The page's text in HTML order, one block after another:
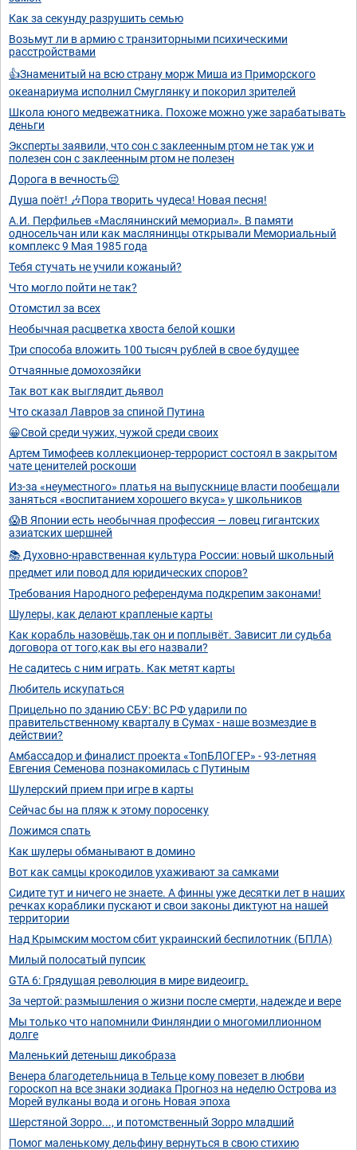
Как за секунду разрушить семью
Возьмут ли в армию с транзиторными психическими
расстройствами
👍Знаменитый на всю страну морж Миша из Приморского
океанариума исполнил Смуглянку и покорил зрителей
Школа юного медвежатника. Похоже можно уже зарабатывать
деньги
Эксперты заявили, что сон с заклеенным ртом не так уж и
полезен сон с заклеенным ртом не полезен
Дорога в вечность😔
Душа поёт! 🎶Пора творить чудеса! Новая песня!
А.И. Перфильев «Маслянинский мемориал». В памяти
односельчан или как маслянинцы открывали Мемориальный
комплекс 9 Мая 1985 года
Тебя стучать не учили кожаный?
Что могло пойти не так?
Отомстил за всех
Необычная расцветка хвоста белой кошки
Три способа вложить 100 тысяч рублей в свое будущее
Отчаянные домохозяйки
Так вот как выглядит дьявол
Что сказал Лавров за спиной Путина
😀Свой среди чужих, чужой среди своих
Артем Тимофеев коллекционер-террорист состоял в закрытом
чате ценителей роскоши
Из-за «неуместного» платья на выпускнице власти пообещали
заняться «воспитанием хорошего вкуса» у школьников
😱В Японии есть необычная профессия — ловец гигантских
азиатских шершней
📚 Духовно-нравственная культура России: новый школьный
предмет или повод для юридических споров?
Требования Народного референдума подкрепим законами!
Шулеры, как делают крапленые карты
Как корабль назовёшь,так он и поплывёт. Зависит ли судьба
договора от того,как вы его назвали?
Не садитесь с ним играть. Как метят карты
Любитель искупаться
Прицельно по зданию СБУ: ВС РФ ударили по
правительственному кварталу в Сумах - наше возмездие в
действии?
Амбассадор и финалист проекта «ТопБЛОГЕР» - 93-летняя
Евгения Семенова познакомилась с Путиным
Шулерский прием при игре в карты
Сейчас бы на пляж к этому поросенку
Ложимся спать
Как шулеры обманывают в домино
Вот как самцы крокодилов ухаживают за самками
Сидите тут и ничего не знаете. А финны уже десятки лет в наших
речках кораблики пускают и свои законы диктуют на нашей
территории
Над Крымским мостом сбит украинский беспилотник (БПЛА)
Милый полосатый пупсик
GTA 6: Грядущая революция в мире видеоигр.
За чертой: размышления о жизни после смерти, надежде и вере
Мы только что напомнили Финляндии о многомиллионном
долге
Маленький детеныш дикобраза
Венера благодетельница в Тельце кому повезет в любви
гороскоп на все знаки зодиака Прогноз на неделю Острова из
Морей вулканы вода и огонь Новая эпоха
Шерстяной Зорро..., и потомственный Зорро младший
Помог маленькому дельфину вернуться в свою стихию